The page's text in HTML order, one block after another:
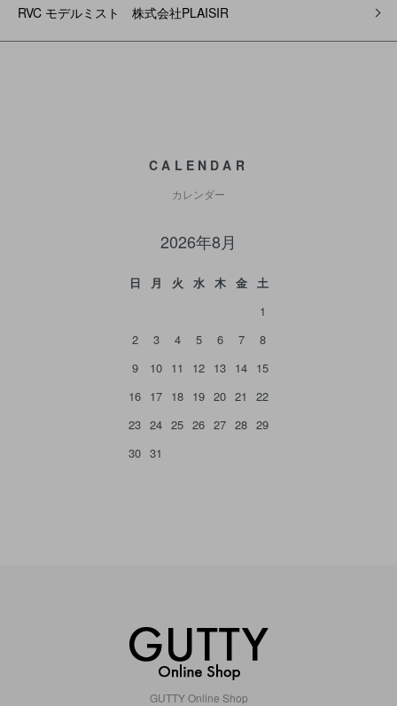
RVC モデルミスト 株式会社PLAISIR
CALENDAR
カレンダー
2026年8月
日 月 火 水 木 金
土
1
2
3 4 5 6 7
8
9
10 11 12 13 14 15
16 17 18 19 20 21
22
23 24 25 26 27 28 29
30 31
GUTTY Online Shop